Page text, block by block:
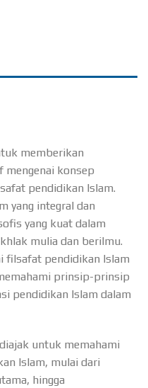
memberikan
mengenai konsep
pendidikan Islam.
yang integral dan
yang kuat dalam
mulia dan berilmu.
filsafat pendidikan Islam
prinsip-prinsip
pendidikan Islam dalam
untuk memahami
Islam, mulai dari
hingga